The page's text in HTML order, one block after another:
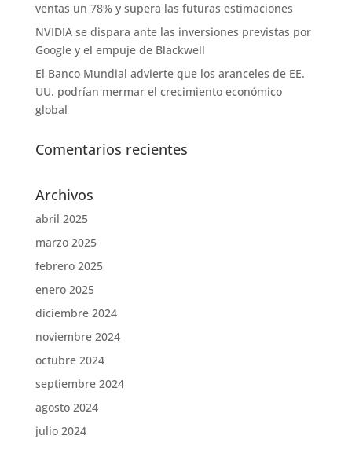
ventas un 78% y supera las futuras estimaciones
NVIDIA se dispara ante las inversiones previstas por
Google y el empuje de Blackwell
El Banco Mundial advierte que los aranceles de EE.
UU. podrían mermar el crecimiento económico
global
Comentarios recientes
Archivos
abril 2025
marzo 2025
febrero 2025
enero 2025
diciembre 2024
noviembre 2024
octubre 2024
septiembre 2024
agosto 2024
julio 2024